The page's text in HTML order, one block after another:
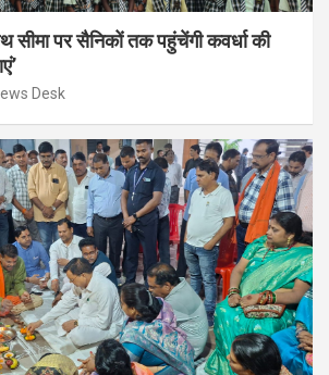
सीमा पर सैनिकों तक पहुंचेंगी कवर्धा की
Desk